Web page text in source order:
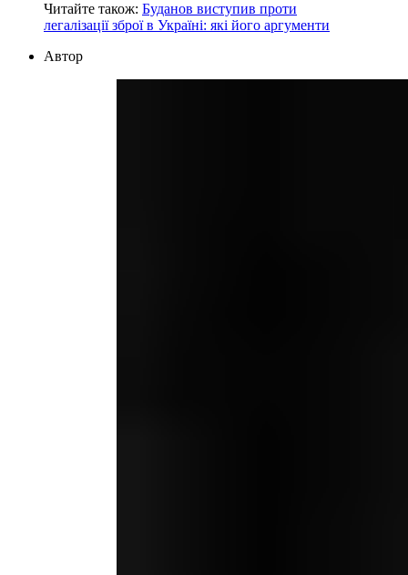
Читайте також: Буданов виступив проти
легалізації зброї в Україні: які його аргументи
Автор